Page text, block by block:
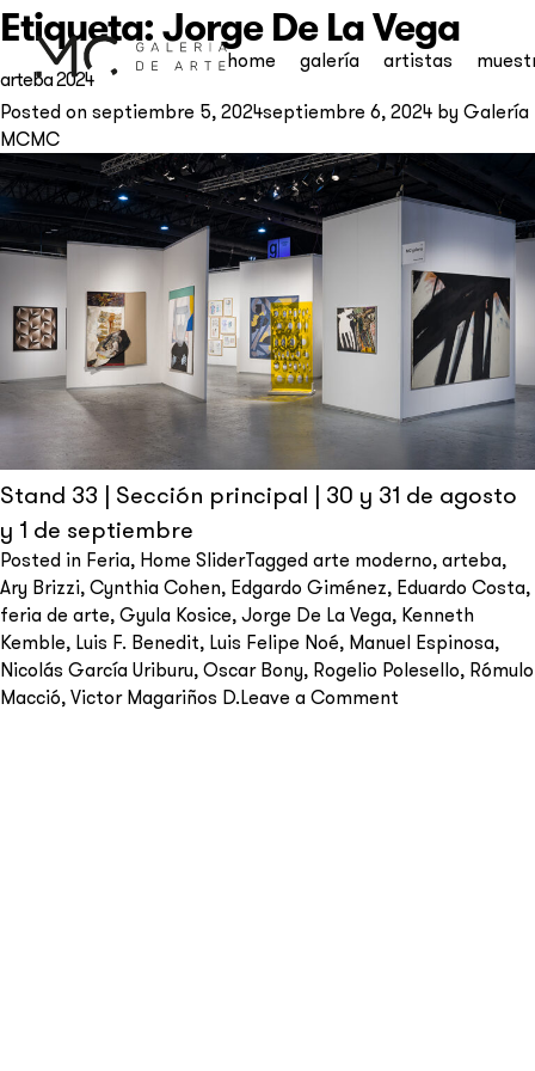
home galería artistas
Suscribite a nuestro
newsletter
Send
Etiqueta:Jorge De La Vega
arteba 2024
Posted on septiembre 5, 2024septiembre 6, 2024 by Galería
MCMC
Stand 33 | Sección principal | 30 y 31 de agosto
y 1 de septiembre
Posted in Feria, Home SliderTagged arte moderno, arteba,
Ary Brizzi, Cynthia Cohen, Edgardo Giménez, Eduardo Costa,
feria de arte, Gyula Kosice, Jorge De La Vega, Kenneth
Kemble, Luis F. Benedit, Luis Felipe Noé, Manuel Espinosa,
Nicolás García Uriburu, Oscar Bony, Rogelio Polesello, Rómulo
Macció, Victor Magariños D.Leave a Comment